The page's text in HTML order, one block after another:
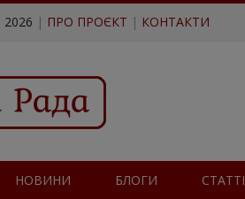
| ПРО ПРОЄКТ | КОНТАКТИ
НОВИНИ БЛОГИ СТАТТІ